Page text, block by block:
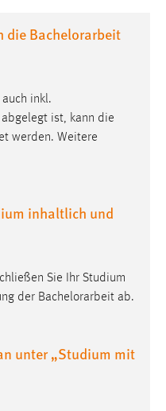
die Bachelorarbeit
inkl.
ist, kann die
werden. Weitere
inhaltlich und
Sie Ihr Studium
der Bachelorarbeit ab.
unter „Studium mit
wird in diesem Cookie